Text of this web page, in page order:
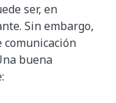
ser, en
Sin embargo,
comunicación
buena